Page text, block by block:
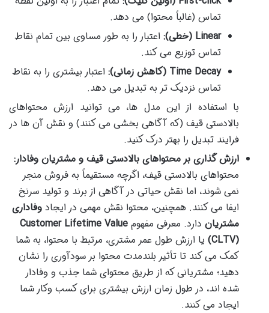
تماس (غالباً محتوا) می دهد.
Linear (خطی):
اعتبار را به طور مساوی بین تمام نقاط
تماس توزیع می کند.
Time Decay (کاهش زمانی):
اعتبار بیشتری را به نقاط
تماس نزدیک تر به تبدیل می دهد.
با استفاده از این مدل ها، می توانید ارزش محتواهای
بالادستی قیف (که آگاهی بخشی می کنند) و نقش آن ها در
فرایند تبدیل را بهتر درک کنید.
ارزش گذاری بر محتواهای بالادستی قیف و مشتریان وفادار:
محتواهای بالادستی قیف، اگرچه مستقیماً به فروش منجر
نمی شوند، اما نقش حیاتی در آگاهی از برند و تولید سرنخ
ایفا می کنند. همچنین، محتوا نقش مهمی در ایجاد وفاداری
مشتریان دارد. معرفی مفهوم Customer Lifetime Value
(CLTV) یا ارزش طول عمر مشتری، مرتبط با محتوا، به شما
کمک می کند تا تأثیر بلندمدت محتوا بر سودآوری را نشان
دهید؛ مشتریانی که از طریق محتوای شما جذب و وفادار
شده اند، در طول زمان ارزش بیشتری برای کسب وکار شما
ایجاد می کنند.